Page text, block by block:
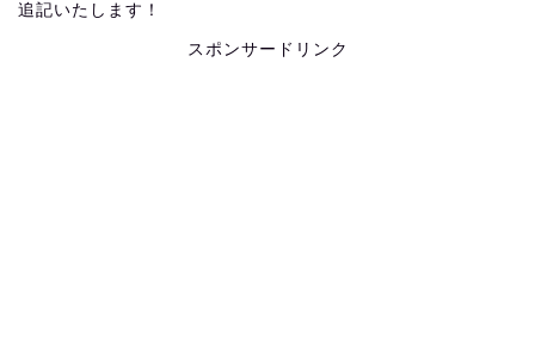
追記いたします！
スポンサードリンク